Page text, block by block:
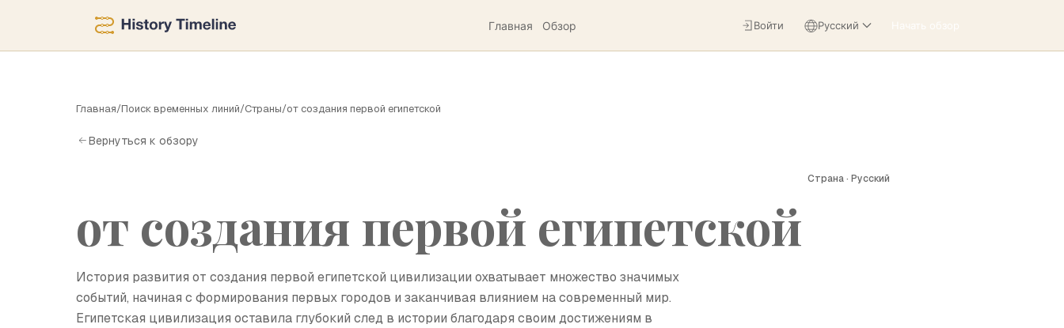
Главная Обзор Начать обзор
Войти Русский
Главная/Поиск временных линий/Страны/от создания первой египетской
Вернуться к обзору
Страна · Русский
от создания первой египетской
История развития от создания первой египетской цивилизации охватывает множество значимых
событий, начиная с формирования первых городов и заканчивая влиянием на современный мир.
Египетская цивилизация оставила глубокий след в истории благодаря своим достижениям в